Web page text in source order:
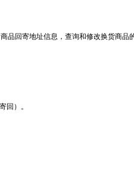
回寄地址信息，查询和修改换货商
回）。